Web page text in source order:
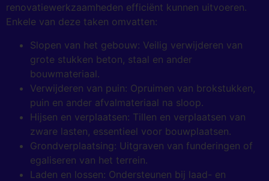
renovatiewerkzaamheden efficiënt kunnen uitvoeren.
Enkele van deze taken omvatten:
Slopen van het gebouw: Veilig verwijderen van
grote stukken beton, staal en ander
bouwmateriaal.
Verwijderen van puin: Opruimen van brokstukken,
puin en ander afvalmateriaal na sloop.
Hijsen en verplaatsen: Tillen en verplaatsen van
zware lasten, essentieel voor bouwplaatsen.
Grondverplaatsing: Uitgraven van funderingen of
egaliseren van het terrein.
Laden en lossen: Ondersteunen bij laad- en